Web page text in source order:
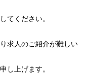
てください。
求人のご紹介が難しい
し上げます。